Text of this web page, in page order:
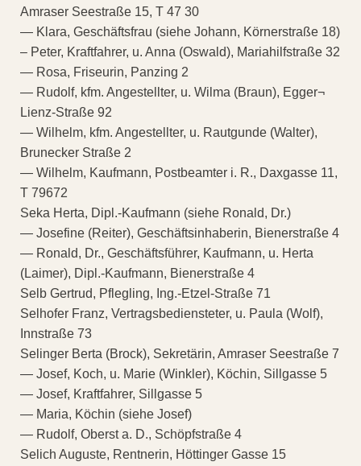
Amraser Seestraße 15, T 47 30
— Klara, Geschäftsfrau (siehe Johann, Körnerstraße 18)
– Peter, Kraftfahrer, u. Anna (Oswald), Mariahilfstraße 32
— Rosa, Friseurin, Panzing 2
— Rudolf, kfm. Angestellter, u. Wilma (Braun), Egger¬
Lienz-Straße 92
— Wilhelm, kfm. Angestellter, u. Rautgunde (Walter),
Brunecker Straße 2
— Wilhelm, Kaufmann, Postbeamter i. R., Daxgasse 11,
T 79672
Seka Herta, Dipl.-Kaufmann (siehe Ronald, Dr.)
— Josefine (Reiter), Geschäftsinhaberin, Bienerstraße 4
— Ronald, Dr., Geschäftsführer, Kaufmann, u. Herta
(Laimer), Dipl.-Kaufmann, Bienerstraße 4
Selb Gertrud, Pflegling, Ing.-Etzel-Straße 71
Selhofer Franz, Vertragsbediensteter, u. Paula (Wolf),
Innstraße 73
Selinger Berta (Brock), Sekretärin, Amraser Seestraße 7
— Josef, Koch, u. Marie (Winkler), Köchin, Sillgasse 5
— Josef, Kraftfahrer, Sillgasse 5
— Maria, Köchin (siehe Josef)
— Rudolf, Oberst a. D., Schöpfstraße 4
Selich Auguste, Rentnerin, Höttinger Gasse 15